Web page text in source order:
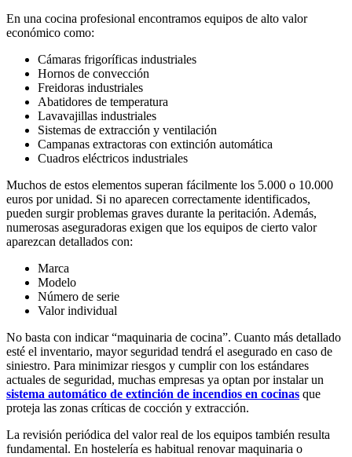
En una cocina profesional encontramos equipos de alto valor
económico como:
Cámaras frigoríficas industriales
Hornos de convección
Freidoras industriales
Abatidores de temperatura
Lavavajillas industriales
Sistemas de extracción y ventilación
Campanas extractoras con extinción automática
Cuadros eléctricos industriales
Muchos de estos elementos superan fácilmente los 5.000 o 10.000
euros por unidad. Si no aparecen correctamente identificados,
pueden surgir problemas graves durante la peritación. Además,
numerosas aseguradoras exigen que los equipos de cierto valor
aparezcan detallados con:
Marca
Modelo
Número de serie
Valor individual
No basta con indicar “maquinaria de cocina”. Cuanto más detallado
esté el inventario, mayor seguridad tendrá el asegurado en caso de
siniestro. Para minimizar riesgos y cumplir con los estándares
actuales de seguridad, muchas empresas ya optan por instalar un
sistema automático de extinción de incendios en cocinas que
proteja las zonas críticas de cocción y extracción.
La revisión periódica del valor real de los equipos también resulta
fundamental. En hostelería es habitual renovar maquinaria o